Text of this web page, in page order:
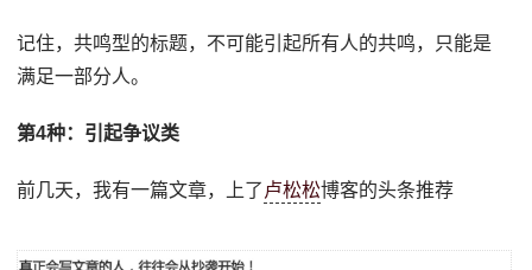
记住，共鸣型的标题，不可能引起所有人的共鸣，只能是
满足一部分人。
第4种：引起争议类
前几天，我有一篇文章，上了 卢松松博客的头条推荐